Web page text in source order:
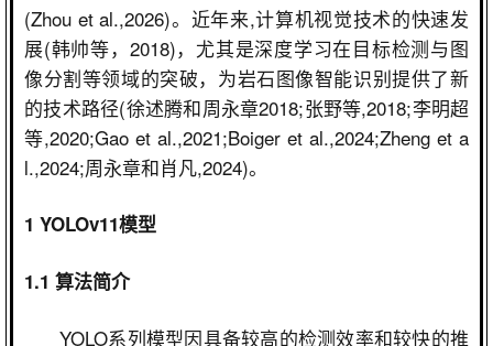
(Zhou et al.,2026)。近年来,计算机视觉技术的快速发
展(韩帅等， 2018)，尤其是深度学习在目标检测与图
像分割等领域的突破，为岩石图像智能识别提供了新
的技术路径(徐述腾和周永章2018;张野等,2018;李明超
等,2020;Gao et al.,2021;Boiger et al.,2024;Zheng et a
l.,2024;周永章和肖凡,2024)。
1 YOLOv11模型
1.1 算法简介
YOLO系列模型因具备较高的检测效率和较快的推